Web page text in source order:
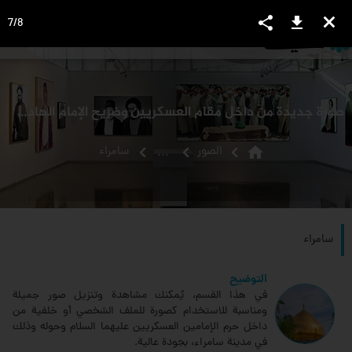
view_headline
صورة جديدة من داخل مقام العسكريين وضريح الإمام الهادي عليه السلام
home الصور ... سامراء
سامراء
التوضيح
في هذا القسم، يُمكنك مشاهدة وتنزيل صور جميلة
ومناسبة للاستخدام كصورة للملف الشخصي أو خلفية من
داخل حرم الإمامين العسكريين عليهما السلام وحوله وذلك
في مدينة سامراء، بجودة عالية.
close
download
share
7/8